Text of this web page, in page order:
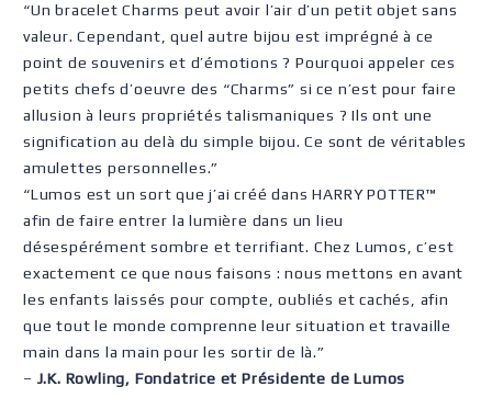
“Un bracelet Charms peut avoir l’air d’un petit objet sans
valeur. Cependant, quel autre bijou est imprégné à ce
point de souvenirs et d’émotions ? Pourquoi appeler ces
petits chefs d’oeuvre des “Charms” si ce n’est pour faire
allusion à leurs propriétés talismaniques ? Ils ont une
signification au delà du simple bijou. Ce sont de véritables
amulettes personnelles.”
“Lumos est un sort que j’ai créé dans HARRY POTTER™
afin de faire entrer la lumière dans un lieu
désespérément sombre et terrifiant. Chez Lumos, c’est
exactement ce que nous faisons : nous mettons en avant
les enfants laissés pour compte, oubliés et cachés, afin
que tout le monde comprenne leur situation et travaille
main dans la main pour les sortir de là.”
– J.K. Rowling, Fondatrice et Présidente de Lumos